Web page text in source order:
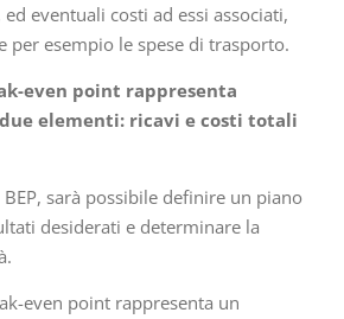
eventuali costi ad essi associati,
per esempio le spese di trasporto.
even point rappresenta
elementi: ricavi e costi totali
sarà possibile definire un piano
desiderati e determinare la
even point rappresenta un